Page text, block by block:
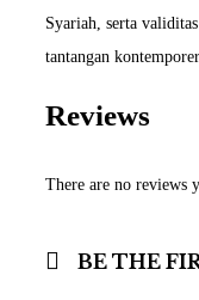
Syariah, serta
tantangan
Reviews
There are no reviews
BE THE